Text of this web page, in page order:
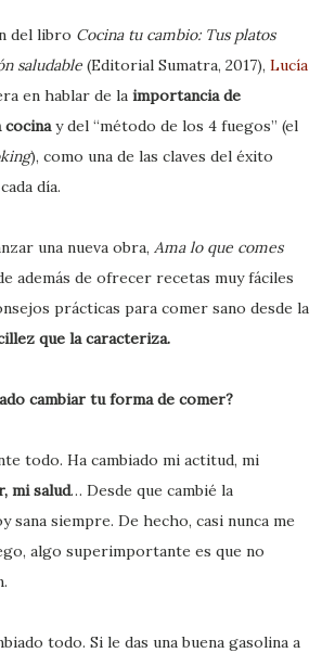
del libro Cocina tu cambio: Tus platos
saludable (Editorial Sumatra, 2017), Lucía
en hablar de la importancia de
cocinay del “método de los 4 fuegos” (el
), como una de las claves del éxito
cada día.
una nueva obra, Ama lo que comes
además de ofrecer recetas muy fáciles
prácticas para comer sano desde la
que la caracteriza.
cambiar tu forma de comer?
todo. Ha cambiado mi actitud, mi
mi salud… Desde que cambié la
sana siempre. De hecho, casi nunca me
algo superimportante es que no
todo. Si le das una buena gasolina a